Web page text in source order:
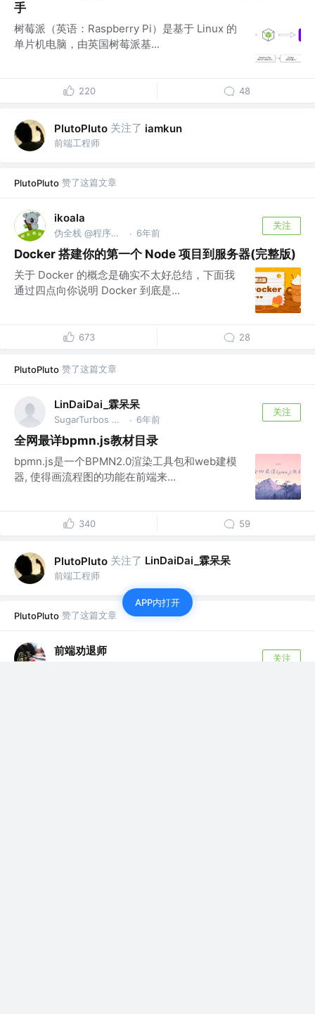
手
树莓派（英语：Raspberry Pi）是基于 Linux 的
单片机电脑，由英国树莓派基...
220 48
PlutoPluto 关注了 iamkun
前端工程师
PlutoPluto 赞了这篇文章
ikoala
伪全栈 @程序员成长指北 · 6年前
关注
Docker 搭建你的第一个 Node 项目到服务器(完整版)
关于 Docker 的概念是确实不太好总结，下面我
通过四点向你说明 Docker 到底是...
673 28
PlutoPluto 赞了这篇文章
LinDaiDai_霖呆呆
SugarTurbos Club 成员 · 6年前
关注
全网最详bpmn.js教材目录
bpmn.js是一个BPMN2.0渲染工具包和web建模
器, 使得画流程图的功能在前端来...
340 59
PlutoPluto 关注了 LinDaiDai_霖呆呆
前端工程师
PlutoPluto 赞了这篇文章
前端劝退师
关注
APP内打开